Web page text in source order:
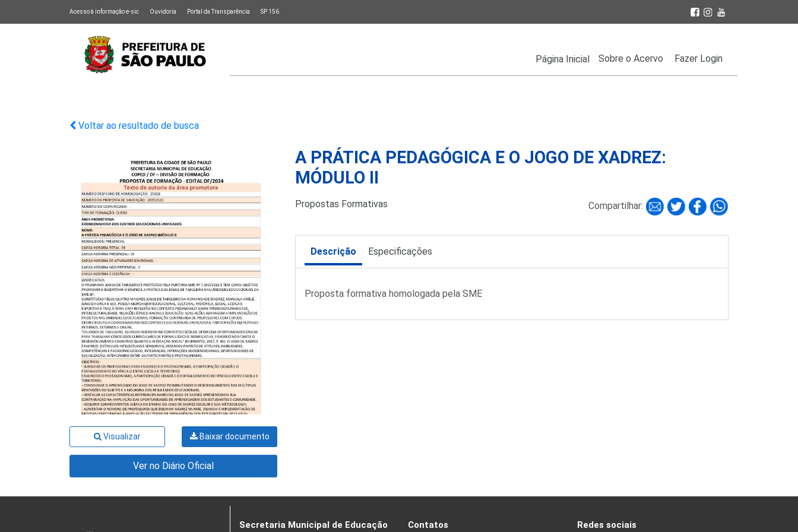
Acesso à informação e-sic Ouvidoria Portal da Transparência SP 156
Página Inicial Sobre o Acervo Fazer Login
Voltar ao resultado de busca
Visualizar Baixar documento
Ver no Diário Oficial
A PRÁTICA PEDAGÓGICA E O JOGO DE XADREZ:
MÓDULO II
Propostas Formativas Compartilhar:
Descrição Especificações
Proposta formativa homologada pela SME
Secretaria Municipal de Educação Contatos Redes sociais